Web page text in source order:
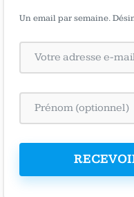
Un email par semaine.